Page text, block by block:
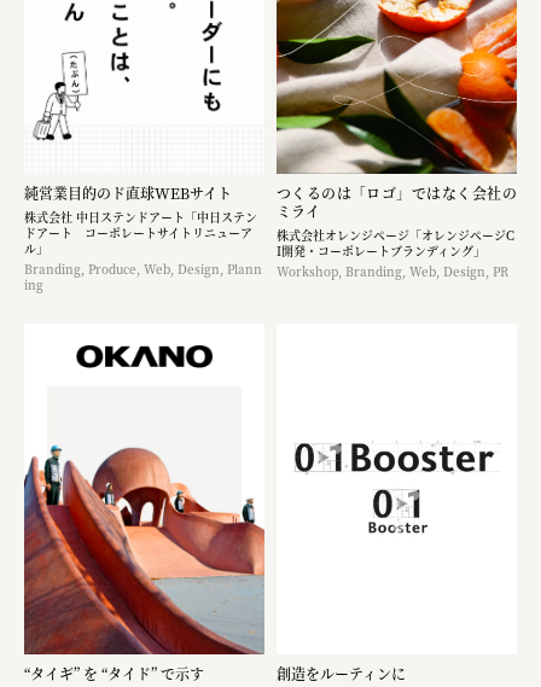
純営業目的のド直球WEBサイト
株式会社 中日ステンドアート「中日ステン
ドアート コーポレートサイトリニューア
ル」
Branding, Produce, Web, Design, Plann
ing
つくるのは「ロゴ」ではなく​会社の
ミライ
株式会社オレンジページ​「オレンジページC
I開発・コーポレートブランディング​」
Workshop, Branding, Web, Design, PR
“タイギ” を “タイド” で示す 創造をルーティンに